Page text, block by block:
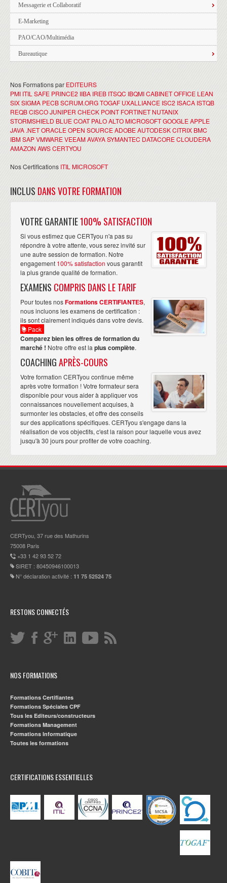
Messagerie et Collaboratif
E-Marketing
PAO/CAO/Multimédia
Bureautique
Nos Formations par EDITEURS
PMI ITIL SAFE PRINCE2 IIBA IREB ITSQC IBQMICABINET OFFICE LEAN
SIX SIGMA PECBSCRUM.ORGTOGAF UXALLIANCE ISC2 ISACA ISTQB
REQBCISCOJUNIPER CHECK POINT FORTINET NUTANIX
STORMSHIELD BLUE COAT PALO ALTOMICROSOFTGOOGLEAPPLE
JAVA .NETORACLEOPEN SOURCEADOBEAUTODESKCITRIX BMC
IBMSAPVMWAREVEEAMAVAYASYMANTEC DATACORECLOUDERA
AMAZON AWSCERTYOU
Nos Certifications ITIL MICROSOFT
INCLUS DANS VOTRE FORMATION
VOTRE GARANTIE100% SATISFACTION
Si vous estimez que CERTyou n'a pas su
répondre à votre attente, vous serez invité sur
une autre session de formation. Notre
engagement 100% satisfaction vous garantit
la plus grande qualité de formation.
EXAMENS COMPRIS DANS LE TARIF
Pour toutes nosFormations CERTIFIANTES,
nous incluons les examens de certification :
ils sont clairement indiqués dans votre devis.
Pack
Comparez bien les offres de formation du
marché ! Notre offre est la plus complète.
COACHINGAPRÈS-COURS
Votre formation CERTyou continue même
après votre formation ! Votre formateur sera
disponible pour vous aider à appliquer vos
connaissances nouvellement acquises, à
surmonter les obstacles, et offre des conseils
sur des applications spécifiques. CERTyou s'engage dans la
réalisation de vos objectifs, c'est la raison pour laquelle vous avez
jusqu'à 30 jours pour profiter de votre coaching.
CERTyou, 37 rue des Mathurins
75008 Paris
+33 1 42 93 52 72
SIRET : 80450946100013
N° déclaration activité : 11 75 52524 75
RESTONS CONNECTÉS
NOS FORMATIONS
Formations Certifiantes
Formations Spéciales CPF
Tous les Editeurs/constructeurs
Formations Management
Formations Informatique
Toutes les formations
CERTIFICATIONS ESSENTIELLES